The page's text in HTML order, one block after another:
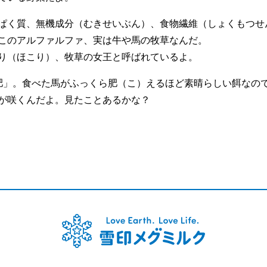
く質、無機成分（むきせいぶん）、食物繊維（しょくもつ
アルファルファ、実は牛や馬の牧草なんだ。
ほこり）、牧草の女王と呼ばれているよ。
。食べた馬がふっくら肥（こ）えるほど素晴らしい餌なの
咲くんだよ。見たことあるかな？